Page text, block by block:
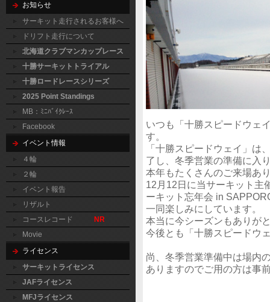
お知らせ
サーキット走行されるお客様へ
ドリフト走行について
北海道クラブマンカップレース
十勝サーキットトライアル
十勝ロードレースシリーズ
2025 Point Standings
MB：ﾐﾆﾊﾞｲｸﾚｰｽ
Facebook
イベント情報
４輪
２輪
イベント報告
リザルト
コースレコード
NR
Movie
ライセンス
サーキットライセンス
JAFライセンス
MFJライセンス
いつも「十勝スピードウェ
す。
「十勝スピードウェイ」は
了し、冬季営業の準備に入
本年もたくさんのご来場あ
12月12日に当サーキット主
ーキット忘年会 in
一同楽しみにしています。
本当に今シーズンもありが
今後とも「十勝スピードウ
尚、冬季営業準備中は場内
ありますのでご用の方は事